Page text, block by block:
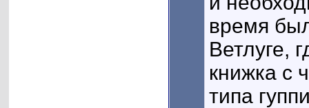
время
Ветлуге,
книжка с
типа